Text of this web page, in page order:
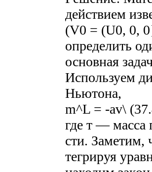
действием
(V0 = (U0, 0,
определить
основная
Используем
Ньютона,
m^L = -av\
где т —
сти. Заметим,
тегрируя